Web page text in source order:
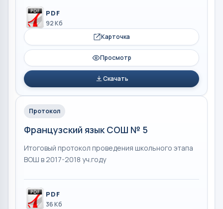
PDF
92 Кб
Карточка
Просмотр
Скачать
Протокол
Французский язык СОШ № 5
Итоговый протокол проведения школьного этапа
ВОШ в 2017-2018 уч.году
PDF
36 Кб